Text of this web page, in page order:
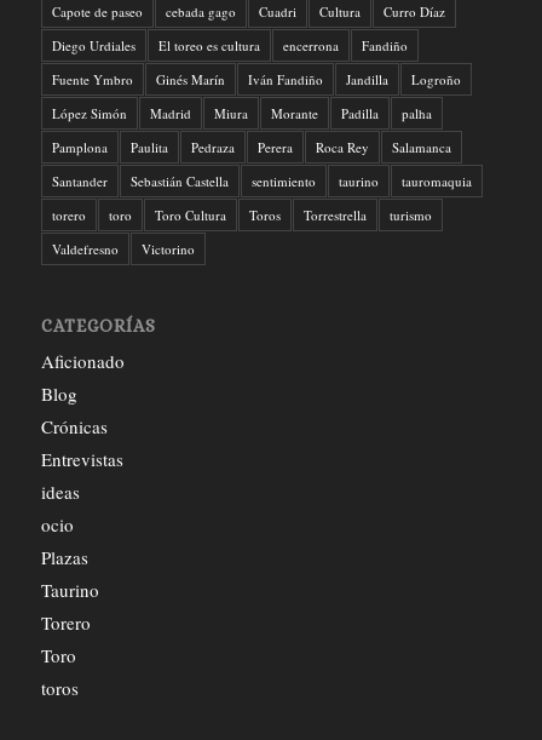
Capote de paseo
cebada gago Cuadri Cultura
Curro Díaz
Diego Urdiales
El toreo es cultura encerrona
Fandiño
Fuente Ymbro
Ginés Marín Iván Fandiño Jandilla
Logroño
López Simón
Madrid Miura Morante Padilla
palha
Pamplona
Paulita Pedraza Perera Roca Rey
Salamanca
Santander
Sebastián Castella sentimiento taurino
tauromaquia
torero
toro Toro Cultura Toros Torrestrella
turismo
Valdefresno
Victorino
CATEGORÍAS
Aficionado
Blog
Crónicas
Entrevistas
ideas
ocio
Plazas
Taurino
Torero
Toro
toros